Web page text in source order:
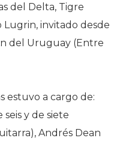
del Delta, Tigre
Lugrin, invitado desde
del Uruguay (Entre
estuvo a cargo de:
y de siete
Andrés Dean